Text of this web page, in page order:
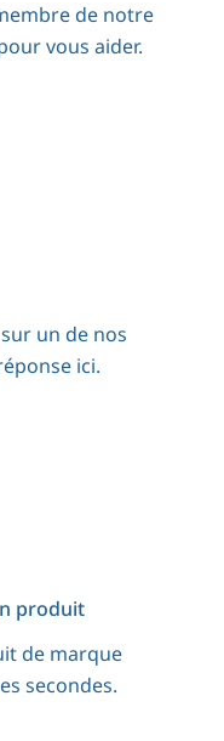
de notre
vous aider.
un de nos
ici.
produit
de marque
secondes.